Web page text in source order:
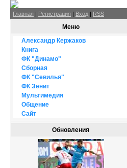
Главная | Регистрация | Вход | RSS
Меню
Александр Кержаков
Книга
ФК "Динамо"
Сборная
ФК "Севилья"
ФК Зенит
Мультимедия
Общение
Сайт
Обновления